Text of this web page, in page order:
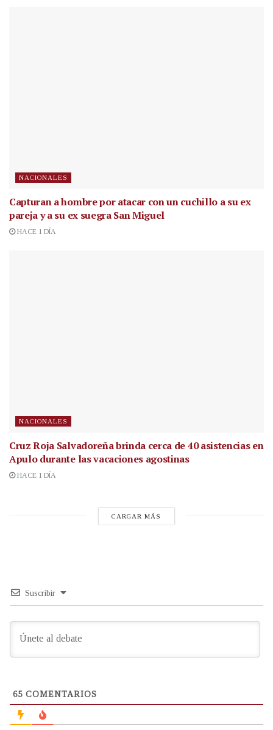
NACIONALES
Capturan a hombre por atacar con un cuchillo a su ex
pareja y a su ex suegra San Miguel
HACE 1 DÍA
NACIONALES
Cruz Roja Salvadoreña brinda cerca de 40 asistencias en
Apulo durante las vacaciones agostinas
HACE 1 DÍA
CARGAR MÁS
Suscribir
65 COMENTARIOS